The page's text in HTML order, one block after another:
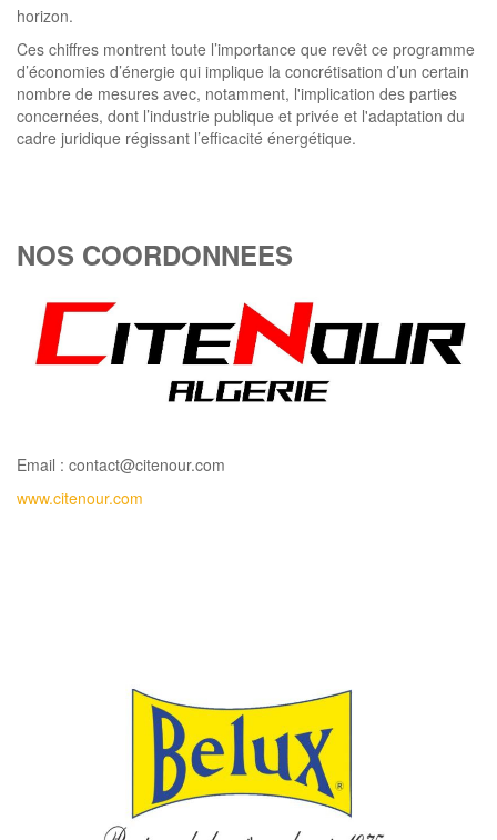
horizon.
Ces chiffres montrent toute l’importance que revêt ce programme
d’économies d’énergie qui implique la concrétisation d’un certain
nombre de mesures avec, notamment, l'implication des parties
concernées, dont l’industrie publique et privée et l'adaptation du
cadre juridique régissant l’efficacité énergétique.
NOS COORDONNEES
Email : contact@citenour.com
www.citenour.com